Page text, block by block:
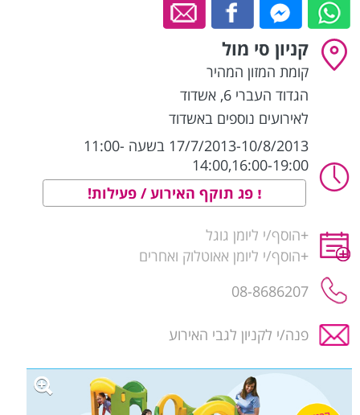
קניון סי מול
קומת המזון המהיר
הגדוד העברי 6
, אשדוד
לאירועים נוספים באשדוד
17/7/2013-10/8/2013 בשעה 11:00-
14:00,16:00-19:00
פג תוקף האירוע / פעילות!
+הוסף/י ליומן גוגל
+הוסף/י ליומן אאוטלוק ואחרים
08-8686207
פנה/י לקניון לגבי האירוע